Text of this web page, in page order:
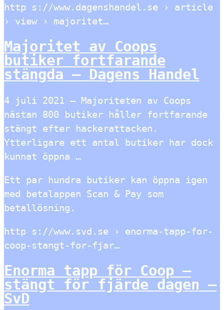
http s://www.dagenshandel.se › article
› view › majoritet…
Majoritet av Coops
butiker fortfarande
stängda – Dagens Handel
4 juli 2021 — Majoriteten av Coops
nästan 800 butiker håller fortfarande
stängt efter hackerattacken.
Ytterligare ett antal butiker har dock
kunnat öppna …
Ett par hundra butiker kan öppna igen
med betalappen Scan & Pay som
betallösning.
http s://www.svd.se › enorma-tapp-for-
coop-stangt-for-fjar…
Enorma tapp för Coop –
stängt för fjärde dagen –
SvD